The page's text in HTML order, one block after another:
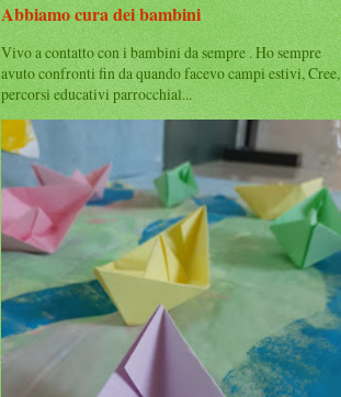
Abbiamo cura dei bambini
Vivo a contatto con i bambini da sempre . Ho sempre
avuto confronti fin da quando facevo campi estivi, Cree,
percorsi educativi parrocchial...